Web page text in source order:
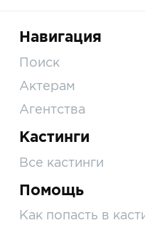
Навигация
Поиск
Актерам
Агентства
Кастинги
Все кастинги
Помощь
Как попасть в